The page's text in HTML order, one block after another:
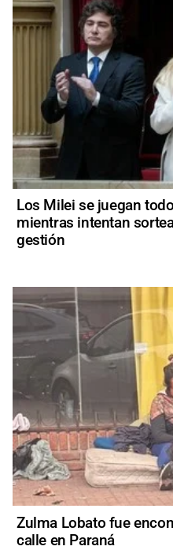
Los Milei se juegan
mientras intentan
gestión
Zulma Lobato fue
calle en Paraná